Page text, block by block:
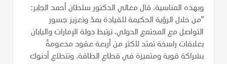
وبهذه المناسبة، قال معالي الدكتور سلطان أحمد الجابر:
"من خلال الرؤية الحكيمة للقيادة بمدّ وتعزيز جسور
التواصل مع المجتمع الدولي، ترتبط دولة الإمارات واليابان
بعلاقات راسخة تمتد لأكثر من أربعة عقود مدعومةً
بشراكة قوية ومتميزة في قطاع الطاقة. وتتطلع أدنوك